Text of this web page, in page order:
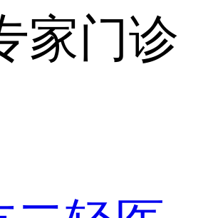
家门诊